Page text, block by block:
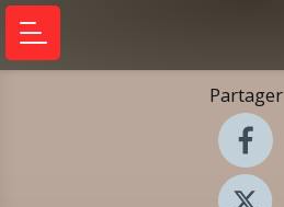
Partager